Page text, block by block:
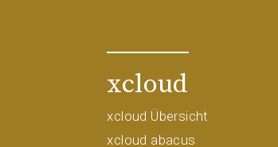
xcloud
xcloud Übersicht
xcloud abacus